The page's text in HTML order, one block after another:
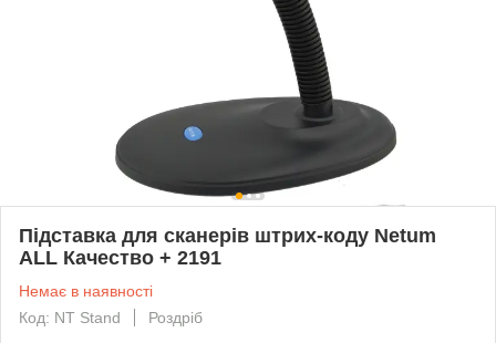
Підставка для сканерів штрих-коду Netum
ALL Качество + 2191
Немає в наявності
Код: NT Stand
Роздріб